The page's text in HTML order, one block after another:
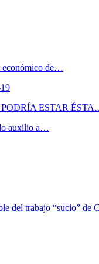
económico de…
ESTAR
auxilio a…
del trabajo “sucio” de